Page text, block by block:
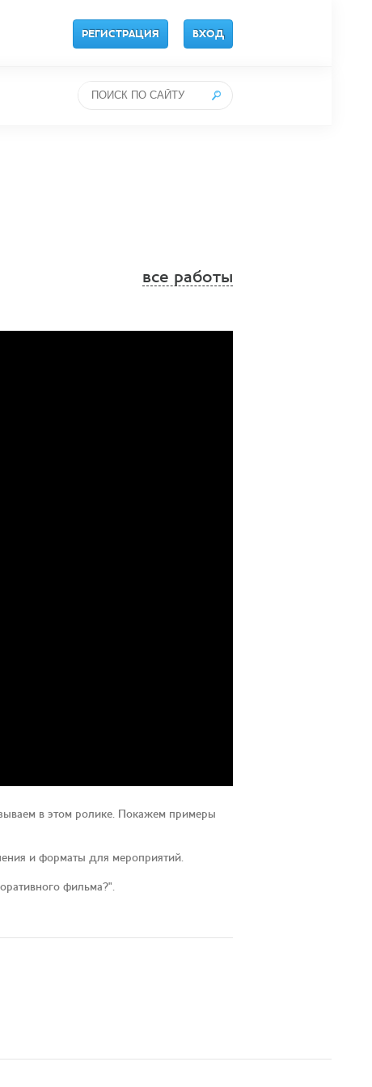
РЕГИСТРАЦИЯ ВХОД
все работы
в этом ролике. Покажем примеры
и форматы для мероприятий.
фильма?".